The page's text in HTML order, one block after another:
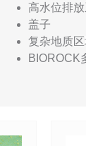
高水位排
盖子
复杂地质区
BIOROCK